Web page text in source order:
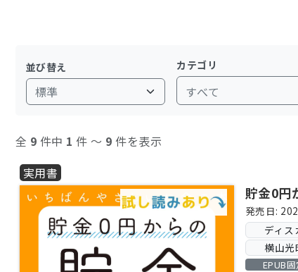
並び替え カテゴリ
すべて
全 9 件中 1 件 〜 9 件を表示
実用書
貯金0円
発売日:
ディス
横山光
EPUB固